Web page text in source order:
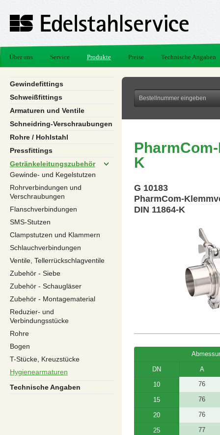
Über uns Service Produkte Preise Technische Angaben
Gewindefittings
Schweißfittings
Armaturen und Ventile
Schneidring-Verschraubungen
Rohre / Hohlstahl
Pressfittings
Getränkeleitungszubehör
Gewinde- und Kegelstutzen
Rohrverbindungen und
Verschraubungen
Flanschverbindungen
SMS-Stutzen
Clampstutzen und Klammern
Schlauchverbindungen
Ventile, Tellerrückschlagventile
Zubehör - Siebe
Zubehör - Schaugläser
Zubehör - Montagematerial
Reduzier- und
Verbindungsstücke
Rohre
Bogen
T-Stücke, Kreuzstücke
Hygienearmaturen
Technische Angaben
K
G 10183
PharmCom-
DIN 11864-K
DN A
10 76
15 76
20 76
25 77